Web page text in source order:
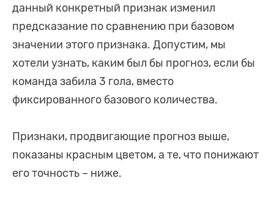
данный конкретный признак изменил
предсказание по сравнению при базовом
значении этого признака. Допустим, мы
хотели узнать, каким был бы прогноз, если бы
команда забила 3 гола, вместо
фиксированного базового количества.
Признаки, продвигающие прогноз выше,
показаны красным цветом, а те, что понижают
его точность – ниже.